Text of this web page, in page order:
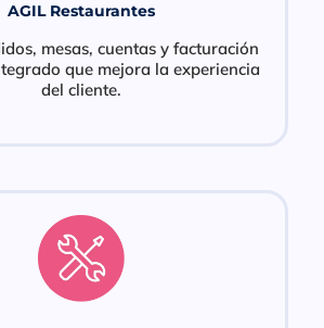
AGIL Restaurantes
mesas, cuentas y facturación
que mejora la experiencia
del cliente.